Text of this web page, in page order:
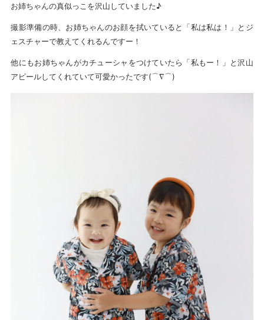
お姉ちゃんの真似っこを沢山していました♪
撮影準備の時、お姉ちゃんのお顔を拭いていると「私は私は！」とジ
ェスチャーで教えてくれるんですー！
他にもお姉ちゃんがカチューシャをつけていたら「私もー！」と沢山
アピールしてくれていて可愛かったです(⌒∇⌒)